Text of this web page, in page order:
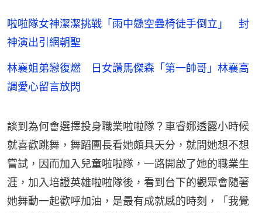
啦啦隊女神潔潔挑戰「雨中懸空疊椅徒手倒立」 封
神演出引網朝聖
林襄姐弟戀復燃 日女讚馬傑森「第一帥哥」林襄高
調愛心留言放閃
談到為何會選擇投身職業啦啦隊？車睿娜透露小時候
就喜歡跳舞，舞蹈團長看她頗具天分，就問她想不想
嘗試，因而加入兒童啦啦隊，一路開啟了她的職業生
涯，加入培證英雄啦啦隊後，看到台下的觀眾會隨著
她舞動一起歡呼加油，是最有成就感的時刻，「我覺